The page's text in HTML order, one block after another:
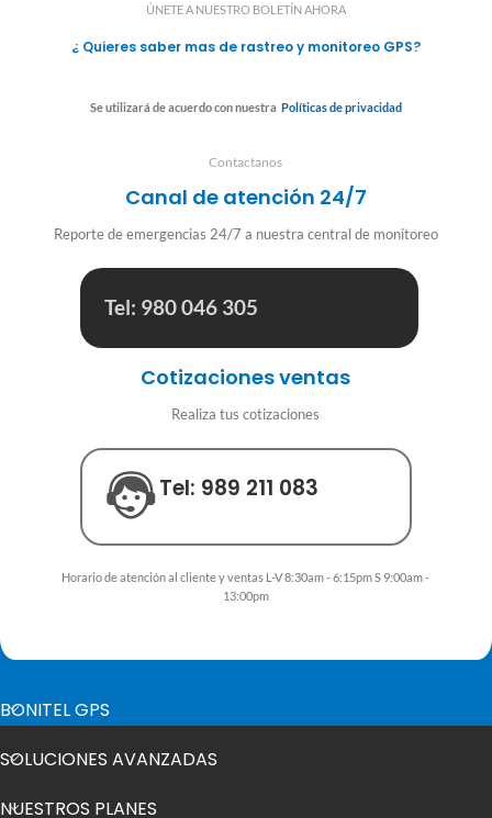
ÚNETE A NUESTRO BOLETÍN AHORA
¿ Quieres saber mas de rastreo y monitoreo GPS?
Se utilizará de acuerdo con nuestra Políticas de privacidad
Contactanos
Canal de atención 24/7
Reporte de emergencias 24/7 a nuestra central de monitoreo
Tel: 980 046 305
Cotizaciones ventas
Realiza tus cotizaciones
Tel: 989 211 083
Horario de atención al cliente y ventas L-V 8:30am - 6:15pm S 9:00am -
13:00pm
BONITEL GPS
SOLUCIONES AVANZADAS
NUESTROS PLANES